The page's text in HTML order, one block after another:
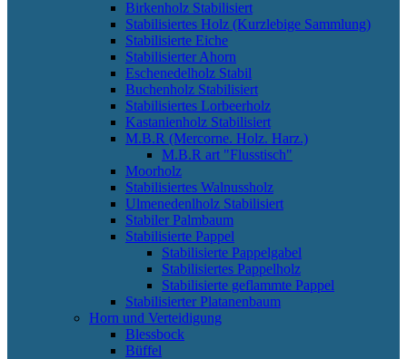
Birkenholz Stabilisiert
Stabilisiertes Holz (Kurzlebige Sammlung)
Stabilisierte Eiche
Stabilisierter Ahorn
Eschenedelholz Stabil
Buchenholz Stabilisiert
Stabilisiertes Lorbeerholz
Kastanienholz Stabilisiert
M.B.R (Mercorne. Holz. Harz.)
M.B.R art "Flusstisch"
Moorholz
Stabilisiertes Walnussholz
Ulmenedenlholz Stabilisiert
Stabiler Palmbaum
Stabilisierte Pappel
Stabilisierte Pappelgabel
Stabilisiertes Pappelholz
Stabilisierte geflammte Pappel
Stabilisierter Platanenbaum
Horn und Verteidigung
Blessbock
Büffel